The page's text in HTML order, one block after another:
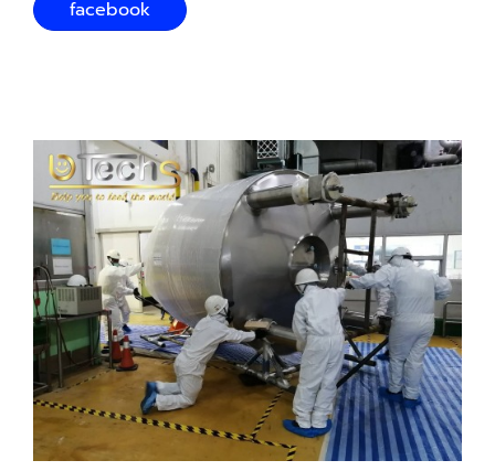
facebook